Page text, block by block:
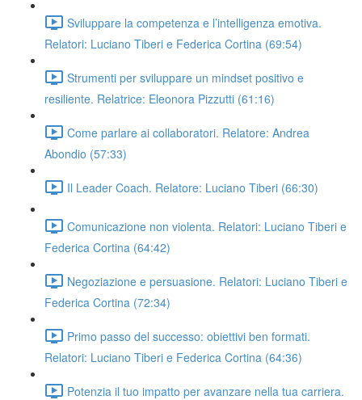
Sviluppare la competenza e l’intelligenza emotiva.
Relatori: Luciano Tiberi e Federica Cortina (69:54)
Strumenti per sviluppare un mindset positivo e
resiliente. Relatrice: Eleonora Pizzutti (61:16)
Come parlare ai collaboratori. Relatore: Andrea
Abondio (57:33)
Il Leader Coach. Relatore: Luciano Tiberi (66:30)
Comunicazione non violenta. Relatori: Luciano Tiberi e
Federica Cortina (64:42)
Negoziazione e persuasione. Relatori: Luciano Tiberi e
Federica Cortina (72:34)
Primo passo del successo: obiettivi ben formati.
Relatori: Luciano Tiberi e Federica Cortina (64:36)
Potenzia il tuo impatto per avanzare nella tua carriera.